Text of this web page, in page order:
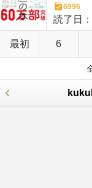
6996
読了日：
最初 6